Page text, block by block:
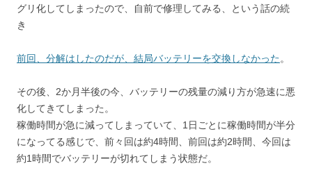
グリ化してしまったので、自前で修理してみる、という話の続
き
前回、分解はしたのだが、結局バッテリーを交換しなかった。
その後、2か月半後の今、バッテリーの残量の減り方が急速に悪
化してきてしまった。
稼働時間が急に減ってしまっていて、1日ごとに稼働時間が半分
になってる感じで、前々回は約4時間、前回は約2時間、今回は
約1時間でバッテリーが切れてしまう状態だ。